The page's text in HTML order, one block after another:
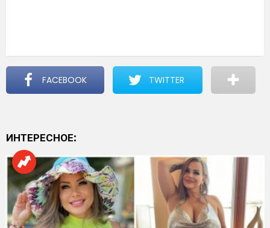
FACEBOOK TWITTER
ИНТЕРЕСНОЕ: